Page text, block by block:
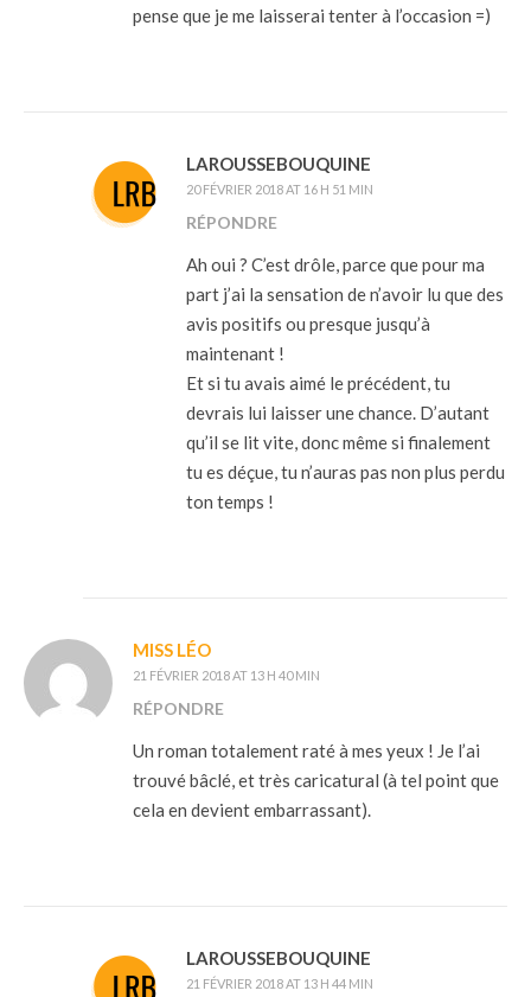
pense que je me laisserai tenter à l’occasion =)
LAROUSSEBOUQUINE
20 FÉVRIER 2018 AT 16 H 51 MIN
RÉPONDRE
Ah oui ? C’est drôle, parce que pour ma
part j’ai la sensation de n’avoir lu que des
avis positifs ou presque jusqu’à
maintenant !
Et si tu avais aimé le précédent, tu
devrais lui laisser une chance. D’autant
qu’il se lit vite, donc même si finalement
tu es déçue, tu n’auras pas non plus perdu
ton temps !
MISS LÉO
21 FÉVRIER 2018 AT 13 H 40 MIN
RÉPONDRE
Un roman totalement raté à mes yeux ! Je l’ai
trouvé bâclé, et très caricatural (à tel point que
cela en devient embarrassant).
LAROUSSEBOUQUINE
21 FÉVRIER 2018 AT 13 H 44 MIN